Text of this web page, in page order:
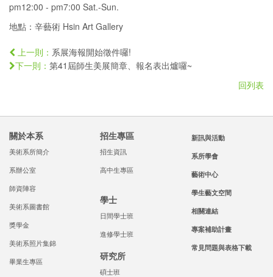
pm12:00 - pm7:00 Sat.-Sun.
地點：辛藝術 Hsin Art Gallery
上一則： 系展海報開始徵件囉!
下一則： 第41屆師生美展簡章、報名表出爐囉~
回列表
關於本系
美術系所簡介
系辦公室
師資陣容
美術系圖書館
獎學金
美術系照片集錦
畢業生專區
招生專區
招生資訊
高中生專區
學士
日間學士班
進修學士班
研究所
碩士班
新訊與活動
系所學會
藝術中心
學生藝文空間
相關連結
專案補助計畫
常見問題與表格下載